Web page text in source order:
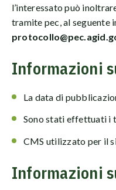
l’interessato può
tramite pec, al seguente
Informazioni
La data di
Sono stati effettuati i
CMS utilizzato per il
Informazioni